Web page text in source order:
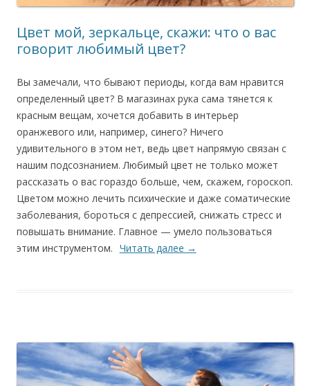
Цвет мой, зеркальце, скажи: что о вас
говорит любимый цвет?
Вы замечали, что бывают периоды, когда вам нравится
определенный цвет? В магазинах рука сама тянется к
красным вещам, хочется добавить в интерьер
оранжевого или, например, синего? Ничего
удивительного в этом нет, ведь цвет напрямую связан с
нашим подсознанием. Любимый цвет не только может
рассказать о вас гораздо больше, чем, скажем, гороскоп.
Цветом можно лечить психические и даже соматические
заболевания, бороться с депрессией, снижать стресс и
повышать внимание. Главное — умело пользоваться
этим инструментом. Читать далее →